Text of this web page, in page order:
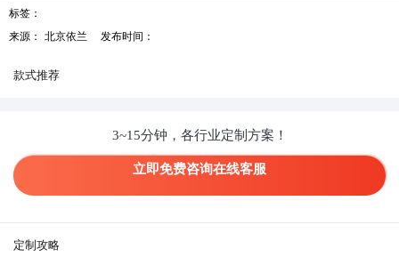
标签：
来源：
北京依兰 发布时间：
款式推荐
3~15分钟，各行业定制方案！
立即免费咨询在线客服
定制攻略